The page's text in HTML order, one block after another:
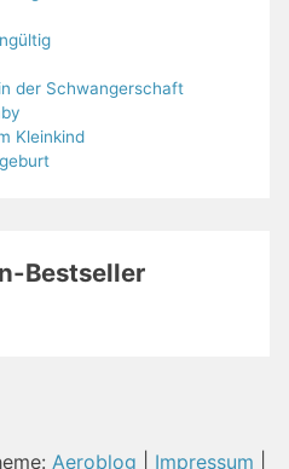
der Schwangerschaft
Kleinkind
Bestseller
Aeroblog Impressum